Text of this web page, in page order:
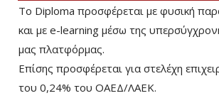
Το Diploma προσφέρεται με φυσική
και με e-learning μέσω της
μας πλατφόρμας.
Επίσης προσφέρεται για στελέχη
του 0,24% του ΟΑΕΔ/ΛΑΕΚ.